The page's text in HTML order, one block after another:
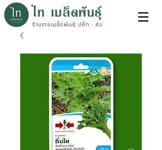
ไท เมล็ดพันธุ์
ร้านขายเมล็ดพันธุ์ ปลีก - ส่ง